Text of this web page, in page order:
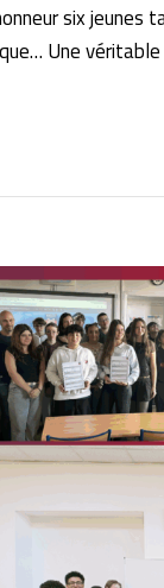
six jeunes
Une